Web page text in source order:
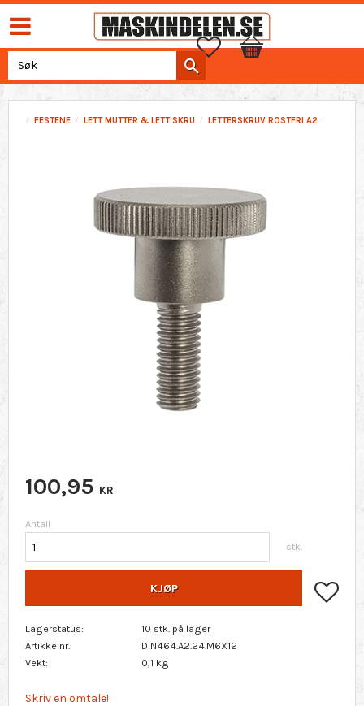
Favoritter
Handlekurv
FESTENE LETT MUTTER & LETT SKRU LETTERSKRUV ROSTFRI A2
100,95 KR
Antall
stk.
KJØP
Lagerstatus
10 stk. på lager
Artikkelnr.
DIN464.A2.24.M6X12
Vekt
0,1 kg
Skriv en omtale!